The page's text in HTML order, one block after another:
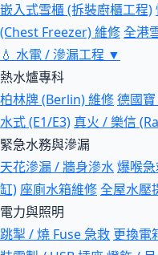
嵌入式雪櫃 (拆裝廚櫃工程)
(Chest Freezer) 維修全港
💧 水電 / 滲漏工程 ▼
熱水爐專科
柏林牌 (Berlin) 維修德國
水式 (E1/E3) 真火 / 樂信
緊急水務與滲漏
天花滲漏 / 牆身滲水爆喉
缸) 座廁水箱維修全屋水壓
電力與照明
跳掣 / 燒 Fuse 急救 更換電